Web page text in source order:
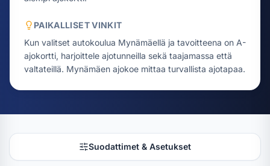
PAIKALLISET VINKIT
Kun valitset autokoulua Mynämäellä ja tavoitteena on A-
ajokortti, harjoittele ajotunneilla sekä taajamassa että
valtateillä. Mynämäen ajokoe mittaa turvallista ajotapaa.
Suodattimet & Asetukset